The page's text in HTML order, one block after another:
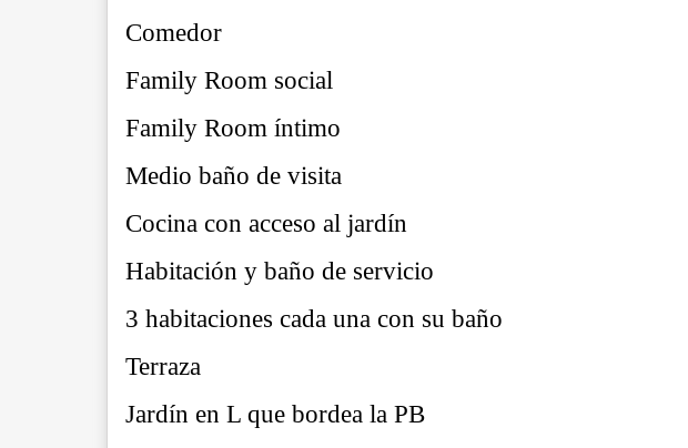
Comedor
Family Room social
Family Room íntimo
Medio baño de visita
Cocina con acceso al jardín
Habitación y baño de servicio
3 habitaciones cada una con su baño
Terraza
Jardín en L que bordea la PB